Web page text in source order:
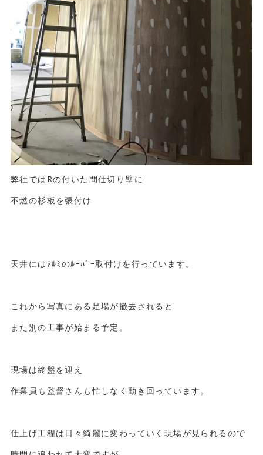
弊社ではRの付いた間仕切り壁に
不燃の杉板を張付け
天井にはｱﾙﾐのﾙｰﾊﾞｰ取付けを行っています。
これから写真にある足場が撤去されると
また別の工事が始まる予定。
現場は終盤を迎え
作業員も監督さんも忙しなく動き回っています。
仕上げ工程は日々綺麗に変わっていく現場が見られるので